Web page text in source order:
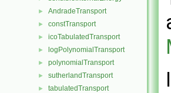
► AndradeTransport
► constTransport
► icoTabulatedTransport
► logPolynomialTransport
► polynomialTransport
► sutherlandTransport
► tabulatedTransport